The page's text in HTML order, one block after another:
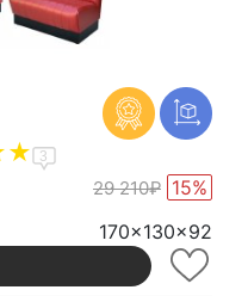
3
29 210₽ 15%
170x130x92